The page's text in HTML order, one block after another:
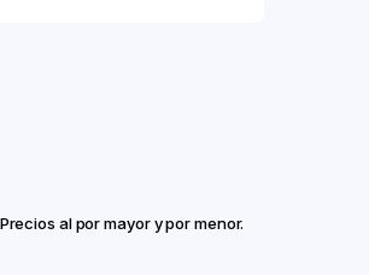
Precios al por mayor y por menor.